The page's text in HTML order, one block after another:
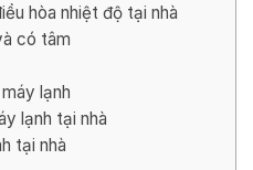
hòa nhiệt độ tại nhà
có tâm
lạnh
lạnh tại nhà
tại nhà